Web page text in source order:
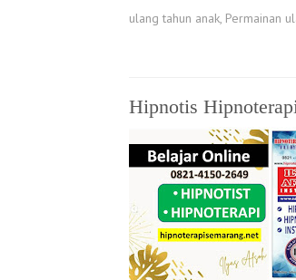
ulang tahun anak, Permainan
Hipnotis